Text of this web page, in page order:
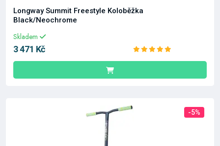
Longway Summit Freestyle Koloběžka
Black/Neochrome
Skladem
3 471 Kč
-5%